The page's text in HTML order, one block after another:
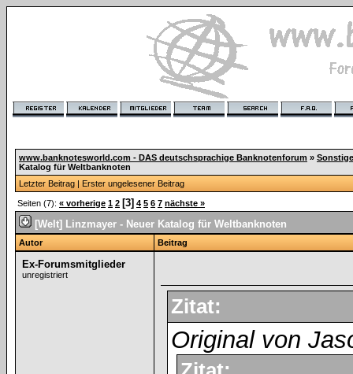
www.banknotesworld.com - DAS deutschsprachige Banknotenforum »
Katalog für Weltbanknoten
Letzter Beitrag | Erster ungelesener Beitrag
Seiten (7): « vorherige 1 2 [3] 4 5 6 7 nächste »
[Welt] Linzmayer - Neuer Katalog für Weltbanknoten
Autor Beitrag
Ex-Forumsmitglieder
unregistriert
Zitat:
Original von